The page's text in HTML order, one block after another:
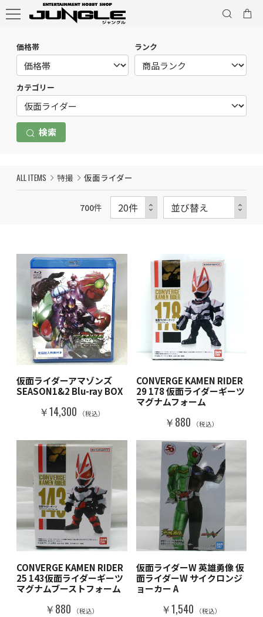
価格帯 ランク
カテゴリー
検索
ALL ITEMS 特撮 仮面ライダー
700件
仮面ライダーアマゾンズ
SEASON1&2 Blu-ray BOX
￥14,300 （税込）
CONVERGE KAMEN RIDER
29 178 仮面ライダーギーツ
マグナムフォーム
￥880 （税込）
CONVERGE KAMEN RIDER
25 143仮面ライダーギーツ
マグナムブーストフォーム
￥880 （税込）
仮面ライダーW 英雄勇像 仮
面ライダーW サイクロンジ
ョーカー A
￥1,540 （税込）